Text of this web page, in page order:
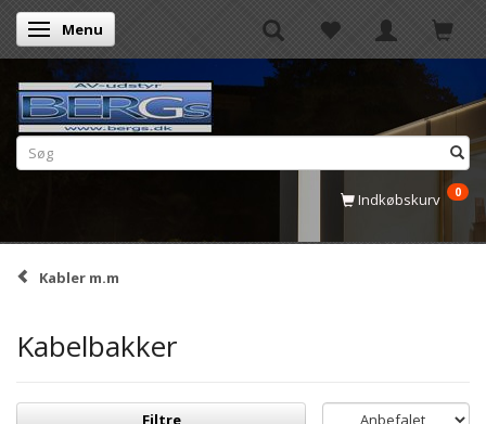
Skifte navigation
Menu
Indkøbskurv 0
Kabler m.m
Kabelbakker
Filtre